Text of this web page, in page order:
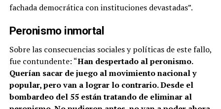
fachada democrática con instituciones devastadas”.
Peronismo inmortal
Sobre las consecuencias sociales y políticas de este fallo,
fue contundente: “Han despertado al peronismo.
Querían sacar de juego al movimiento nacional y
popular, pero van a lograr lo contrario. Desde el
bombardeo del 55 están tratando de eliminar al